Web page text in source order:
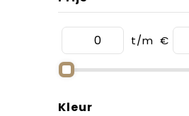
t/m €
Kleur